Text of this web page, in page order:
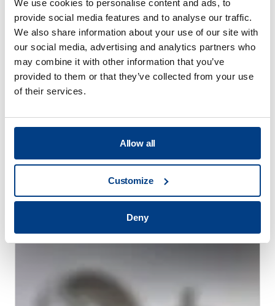
We use cookies to personalise content and ads, to
provide social media features and to analyse our traffic.
We also share information about your use of our site with
our social media, advertising and analytics partners who
may combine it with other information that you’ve
provided to them or that they’ve collected from your use
of their services.
Allow all
Customize
Deny
WHITE PAPER
通过高压热处理（HPHT™）减少热处理变形